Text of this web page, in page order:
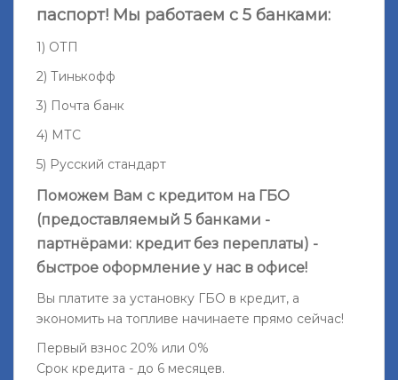
паспорт! Мы работаем с 5 банками:
1) ОТП
2) Тинькофф
3) Почта банк
4) МТС
5) Русский стандарт
Поможем Вам с кредитом на ГБО
(предоставляемый 5 банками -
партнёрами: кредит без переплаты) -
быстрое оформление у нас в офисе!
Вы платите за установку ГБО в кредит, а
экономить на топливе начинаете прямо сейчас!
Первый взнос 20% или 0%
Срок кредита - до 6 месяцев.